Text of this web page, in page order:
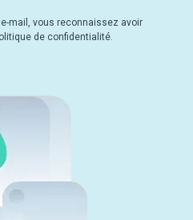
mail, vous reconnaissez avoir
de confidentialité.